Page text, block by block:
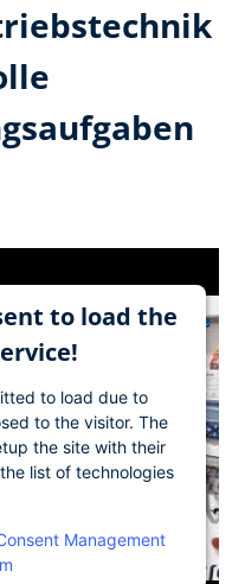
to load the
to load due to
to the visitor. The
the site with their
list of technologies
Management